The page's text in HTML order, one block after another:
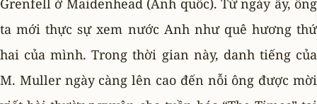
Grenfell ở Maidenhead (Anh quốc). Từ ngày ấy, ông
ta mới thực sự xem nước Anh như quê hương thứ
hai của mình. Trong thời gian này, danh tiếng của
M. Muller ngày càng lên cao đến nỗi ông được mời